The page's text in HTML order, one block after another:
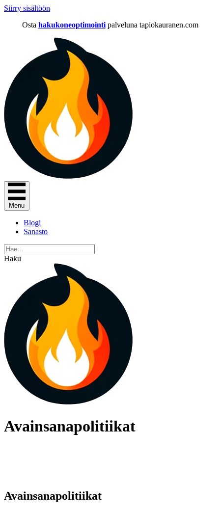
Siirry sisältöön
Osta hakukoneoptimointi palveluna tapiokauranen.com
Menu
Blogi
Sanasto
Haku
Avainsanapolitiikat
Avainsanapolitiikat